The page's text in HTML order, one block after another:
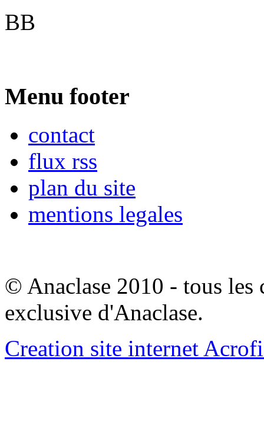
BB
Menu footer
contact
flux rss
plan du site
mentions legales
© Anaclase 2010 - tous les
exclusive d'Anaclase.
Creation site internet